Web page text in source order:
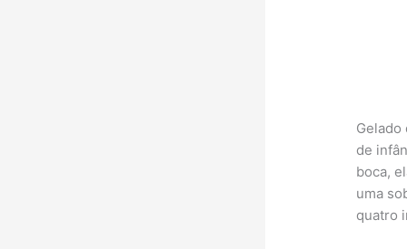
de
boca,
uma
quatro